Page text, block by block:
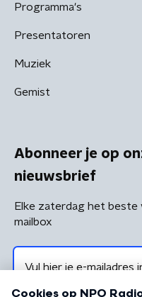
Programma's
Presentatoren
Muziek
Gemist
Abonneer je op
nieuwsbrief
Elke zaterdag het beste
mailbox